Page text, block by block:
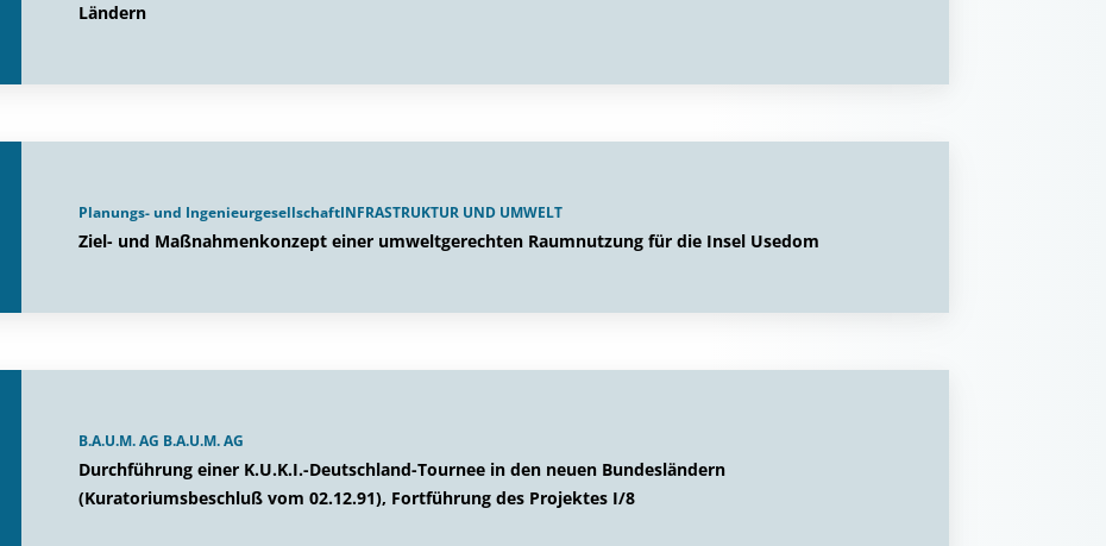
Ländern
Planungs- und IngenieurgesellschaftINFRASTRUKTUR UND UMWELT
Ziel- und Maßnahmenkonzept einer umweltgerechten Raumnutzung für die Insel Usedom
B.A.U.M. AG B.A.U.M. AG
Durchführung einer K.U.K.I.-Deutschland-Tournee in den neuen Bundesländern
(Kuratoriumsbeschluß vom 02.12.91), Fortführung des Projektes I/8